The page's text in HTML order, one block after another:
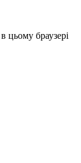
цьому браузері